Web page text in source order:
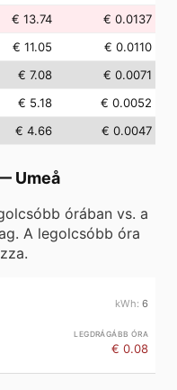
€ 13.74
€ 0.0137
€ 11.05
€ 0.0110
€ 7.08
€ 0.0071
€ 5.18
€ 0.0052
€ 4.66 € 0.0047
Umeå
órában vs. a
A legolcsóbb óra
6
€ 0.08